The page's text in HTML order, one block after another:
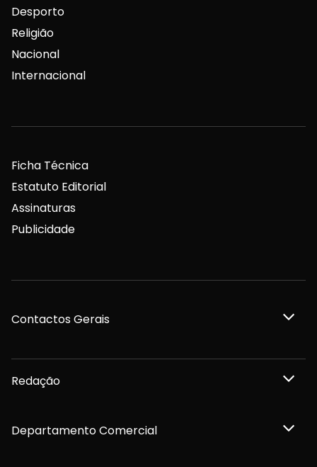
Desporto
Religião
Nacional
Internacional
Ficha Técnica
Estatuto Editorial
Assinaturas
Publicidade
Contactos Gerais
Redação
Departamento Comercial